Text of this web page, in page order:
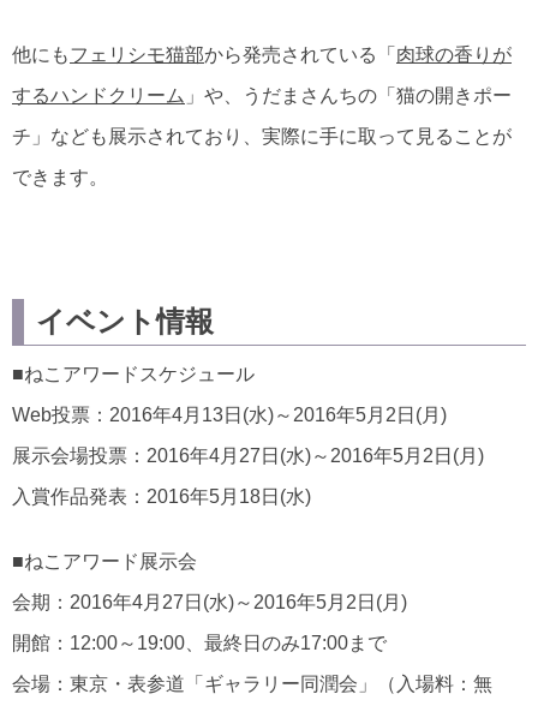
他にもフェリシモ猫部から発売されている「 肉球の香りが
するハンドクリーム 」や、うだまさんちの「猫の開きポー
チ」なども展示されており、実際に手に取って見ることが
できます。
イベント情報
■ねこアワードスケジュール
Web投票：2016年4月13日(水)～2016年5月2日(月)
展示会場投票：2016年4月27日(水)～2016年5月2日(月)
入賞作品発表：2016年5月18日(水)
■ねこアワード展示会
会期：2016年4月27日(水)～2016年5月2日(月)
開館：12:00～19:00、最終日のみ17:00まで
会場：東京・表参道「ギャラリー同潤会」（入場料：無